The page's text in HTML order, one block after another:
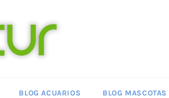
BLOG ACUARIOS BLOG MASCOTAS